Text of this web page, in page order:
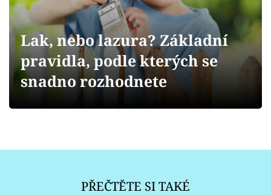
Přihlášení
Sledujte nás
Lak, nebo lazura? Základní
pravidla, podle kterých se
snadno rozhodnete
PŘEČTĚTE SI TAKÉ